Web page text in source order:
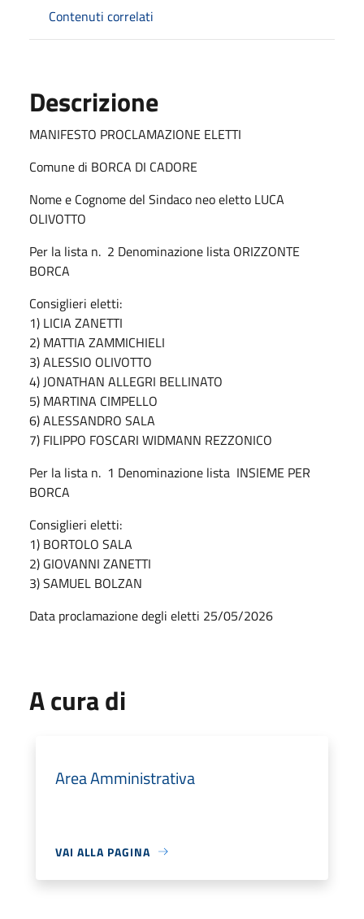
Contenuti correlati
Descrizione
MANIFESTO PROCLAMAZIONE ELETTI
Comune di BORCA DI CADORE
Nome e Cognome del Sindaco neo eletto LUCA
OLIVOTTO
Per la lista n. 2 Denominazione lista ORIZZONTE
BORCA
Consiglieri eletti:
1) LICIA ZANETTI
2) MATTIA ZAMMICHIELI
3) ALESSIO OLIVOTTO
4) JONATHAN ALLEGRI BELLINATO
5) MARTINA CIMPELLO
6) ALESSANDRO SALA
7) FILIPPO FOSCARI WIDMANN REZZONICO
Per la lista n. 1 Denominazione lista INSIEME PER
BORCA
Consiglieri eletti:
1) BORTOLO SALA
2) GIOVANNI ZANETTI
3) SAMUEL BOLZAN
Data proclamazione degli eletti 25/05/2026
A cura di
Area Amministrativa
VAI ALLA PAGINA